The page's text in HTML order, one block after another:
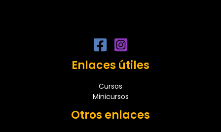
Enlaces útiles
Cursos
Minicursos
Otros enlaces